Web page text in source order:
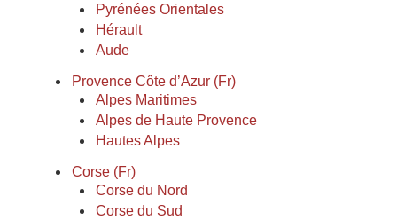
Pyrénées Orientales
Hérault
Aude
Provence Côte d’Azur (Fr)
Alpes Maritimes
Alpes de Haute Provence
Hautes Alpes
Corse (Fr)
Corse du Nord
Corse du Sud